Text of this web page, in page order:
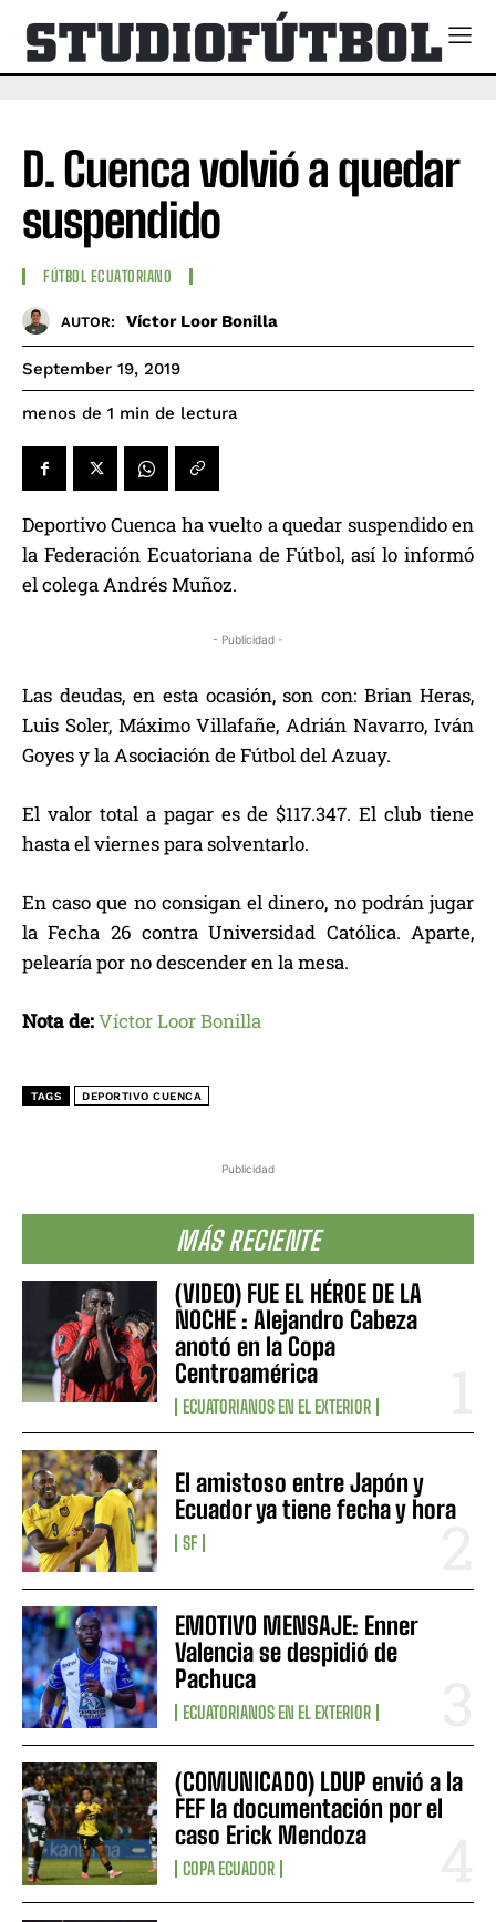
Publicidad
MÁS RECIENTE
(VIDEO) FUE EL HÉROE DE LA
NOCHE : Alejandro Cabeza
anotó en la Copa
Centroamérica
ECUATORIANOS EN EL EXTERIOR
El amistoso entre Japón y
Ecuador ya tiene fecha y hora
SF
EMOTIVO MENSAJE: Enner
Valencia se despidió de
Pachuca
ECUATORIANOS EN EL EXTERIOR
(COMUNICADO) LDUP envió a la
FEF la documentación por el
caso Erick Mendoza
COPA ECUADOR
D. Cuenca volvió a quedar
suspendido
FÚTBOL ECUATORIANO
AUTOR: Víctor Loor Bonilla
September 19, 2019
menos de 1 min de lectura
Deportivo Cuenca ha vuelto a quedar suspendido en
la Federación Ecuatoriana de Fútbol, así lo informó
el colega Andrés Muñoz.
- Publicidad -
Las deudas, en esta ocasión, son con: Brian Heras,
Luis Soler, Máximo Villafañe, Adrián Navarro, Iván
Goyes y la Asociación de Fútbol del Azuay.
El valor total a pagar es de $117.347. El club tiene
hasta el viernes para solventarlo.
En caso que no consigan el dinero, no podrán jugar
la Fecha 26 contra Universidad Católica. Aparte,
pelearía por no descender en la mesa.
Nota de:Víctor Loor Bonilla
TAGS DEPORTIVO CUENCA